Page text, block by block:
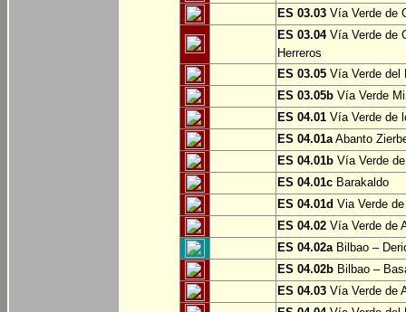
ES 03.03 Vía Verde de
ES 03.04Vía Verde de
Herreros
ES 03.05 Vía Verde del
ES 03.05b Vía Verde
ES 04.01 Vía Verde de
ES 04.01aAbanto
ES 04.01b Vía Verde
ES 04.01c Barakaldo
ES 04.01d Via Verde
ES 04.02 Vía Verde de
ES 04.02aBilbao –
ES 04.02b Bilbao –
ES 04.03 Vía Verde de